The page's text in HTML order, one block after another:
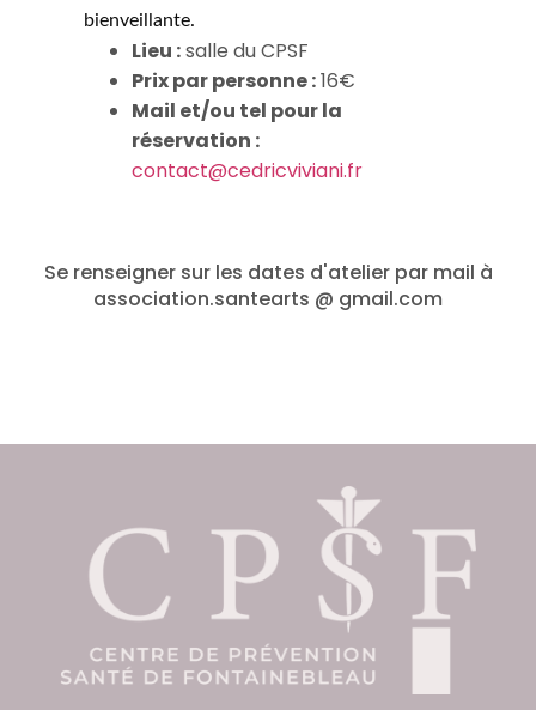
bienveillante.
Lieu :salle du CPSF
Prix par personne :16€
Mail et/ou tel pour la
réservation :
contact@cedricviviani.fr
Se renseigner sur les dates d'atelier par mail à
association.santearts @ gmail.com